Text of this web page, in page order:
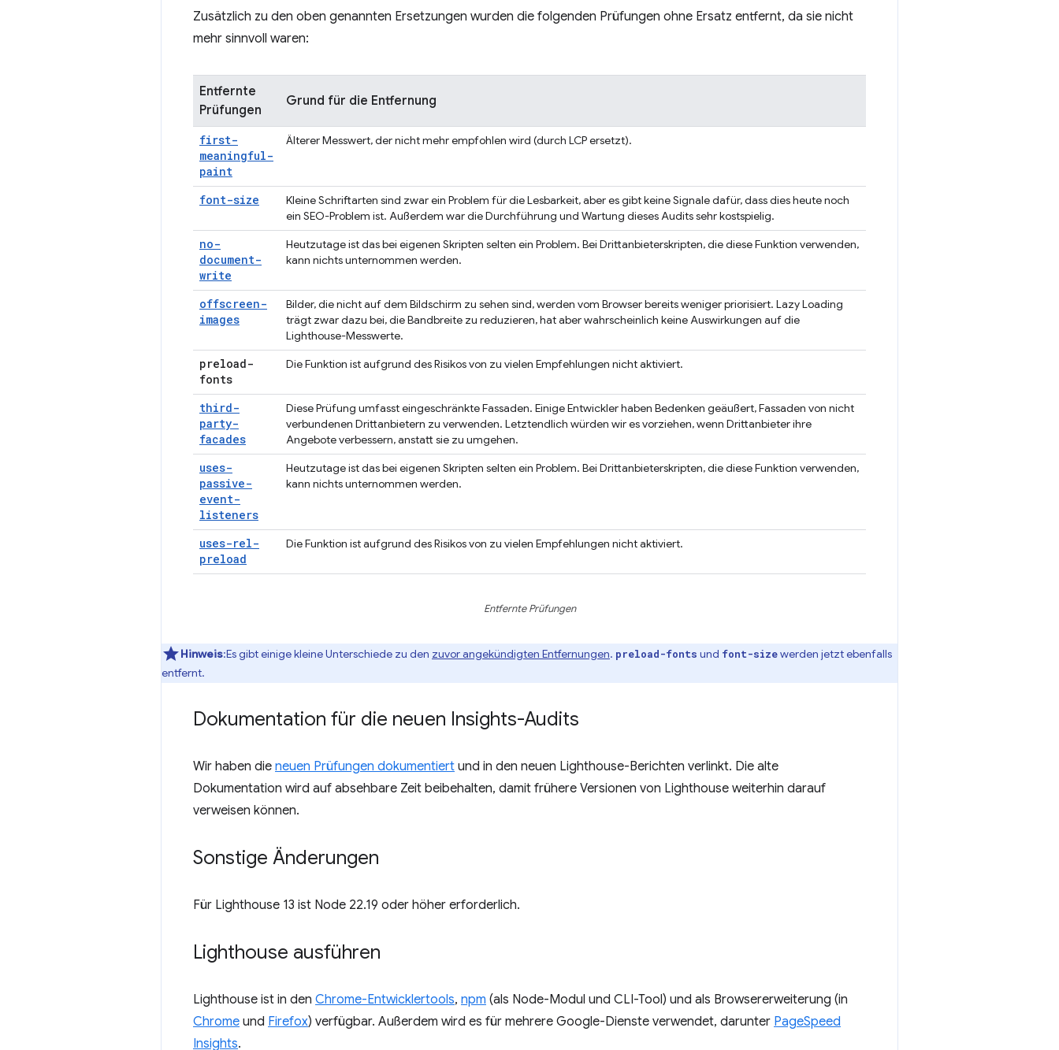
Zusätzlich zu den oben genannten Ersetzungen wurden die folgenden Prüfungen ohne Ersatz entfernt, da sie nicht
mehr sinnvoll waren:
Entfernte
Prüfungen
Grund für die Entfernung
first-
meaningful-
paint
Älterer Messwert, der nicht mehr empfohlen wird (durch LCP ersetzt).
font-size
Kleine Schriftarten sind zwar ein Problem für die Lesbarkeit, aber es gibt keine Signale dafür, dass dies heute noch
ein SEO-Problem ist. Außerdem war die Durchführung und Wartung dieses Audits sehr kostspielig.
no-
document-
write
Heutzutage ist das bei eigenen Skripten selten ein Problem. Bei Drittanbieterskripten, die diese Funktion verwenden,
kann nichts unternommen werden.
offscreen-
images
Bilder, die nicht auf dem Bildschirm zu sehen sind, werden vom Browser bereits weniger priorisiert. Lazy Loading
trägt zwar dazu bei, die Bandbreite zu reduzieren, hat aber wahrscheinlich keine Auswirkungen auf die
Lighthouse-Messwerte.
preload-
fonts
Die Funktion ist aufgrund des Risikos von zu vielen Empfehlungen nicht aktiviert.
third-
party-
facades
Diese Prüfung umfasst eingeschränkte Fassaden. Einige Entwickler haben Bedenken geäußert, Fassaden von nicht
verbundenen Drittanbietern zu verwenden. Letztendlich würden wir es vorziehen, wenn Drittanbieter ihre
Angebote verbessern, anstatt sie zu umgehen.
uses-
passive-
event-
listeners
Heutzutage ist das bei eigenen Skripten selten ein Problem. Bei Drittanbieterskripten, die diese Funktion verwenden,
kann nichts unternommen werden.
uses-rel-
preload
Die Funktion ist aufgrund des Risikos von zu vielen Empfehlungen nicht aktiviert.
Entfernte Prüfungen
Hinweis:Es gibt einige kleine Unterschiede zu den zuvor angekündigten Entfernungen. preload-fonts und font-sizewerden jetzt ebenfalls
entfernt.
Dokumentation für die neuen Insights-Audits
Wir haben die neuen Prüfungen dokumentiert und in den neuen Lighthouse-Berichten verlinkt. Die alte
Dokumentation wird auf absehbare Zeit beibehalten, damit frühere Versionen von Lighthouse weiterhin darauf
verweisen können.
Sonstige Änderungen
Für Lighthouse 13 ist Node 22.19 oder höher erforderlich.
Lighthouse ausführen
Lighthouse ist in den Chrome-Entwicklertools, npm (als Node-Modul und CLI-Tool) und als Browsererweiterung (in
Chrome und Firefox) verfügbar. Außerdem wird es für mehrere Google-Dienste verwendet, darunter PageSpeed
Insights.